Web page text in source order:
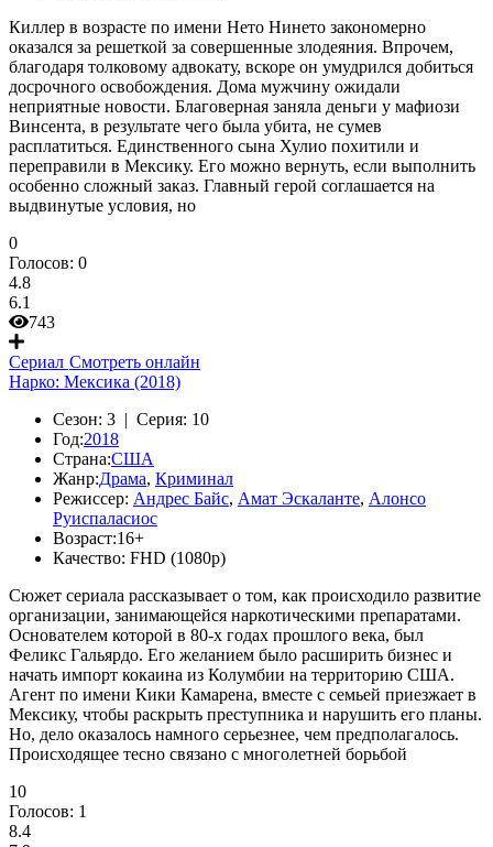
Киллер в возрасте по имени Нето Нинето закономерно
оказался за решеткой за совершенные злодеяния. Впрочем,
благодаря толковому адвокату, вскоре он умудрился добиться
досрочного освобождения. Дома мужчину ожидали
неприятные новости. Благоверная заняла деньги у мафиози
Винсента, в результате чего была убита, не сумев
расплатиться. Единственного сына Хулио похитили и
переправили в Мексику. Его можно вернуть, если выполнить
особенно сложный заказ. Главный герой соглашается на
выдвинутые условия, но
0
Голосов: 0
4.8
6.1
743
Сериал Смотреть онлайн
Нарко: Мексика (2018)
Сезон: 3 | Серия: 10
Год:2018
Страна:США
Жанр:Драма, Криминал
Режиссер: Андрес Байс, Амат Эскаланте, Алонсо
Руиспаласиос
Возраст:16+
Качество: FHD (1080p)
Сюжет сериала рассказывает о том, как происходило развитие
организации, занимающейся наркотическими препаратами.
Основателем которой в 80-х годах прошлого века, был
Феликс Гальярдо. Его желанием было расширить бизнес и
начать импорт кокаина из Колумбии на территорию США.
Агент по имени Кики Камарена, вместе с семьей приезжает в
Мексику, чтобы раскрыть преступника и нарушить его планы.
Но, дело оказалось намного серьезнее, чем предполагалось.
Происходящее тесно связано с многолетней борьбой
10
Голосов: 1
8.4